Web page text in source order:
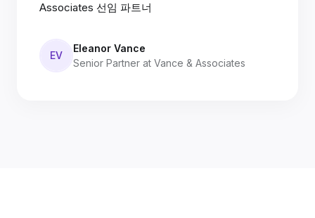
Associates 선임 파트너
EV
Eleanor Vance
Senior Partner at Vance & Associates